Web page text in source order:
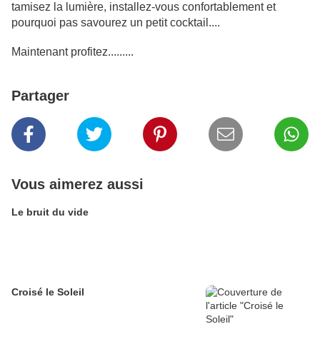
tamisez la lumière, installez-vous confortablement et
pourquoi pas savourez un petit cocktail....
Maintenant profitez.........
Partager
Vous aimerez aussi
Le bruit du vide
Croisé le Soleil